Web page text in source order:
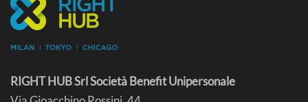
RIGHT HUB Srl Società Benefit Unipersonale